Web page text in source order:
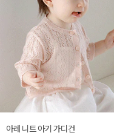
[SIZE ~6Y] 로메이 라운지 셋업